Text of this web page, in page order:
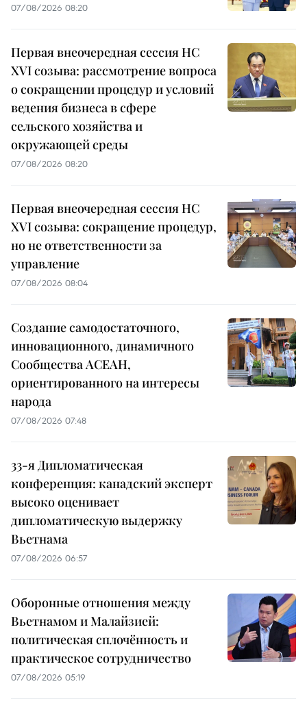
07/08/2026 08:20
Первая внеочередная сессия НС
XVI созыва: рассмотрение вопроса
о сокращении процедур и условий
ведения бизнеса в сфере
сельского хозяйства и
окружающей среды
07/08/2026 08:20
Первая внеочередная сессия НС
XVI созыва: сокращение процедур,
но не ответственности за
управление
07/08/2026 08:04
Создание самодостаточного,
инновационного, динамичного
Сообщества АСЕАН,
ориентированного на интересы
народа
07/08/2026 07:48
33-я Дипломатическая
конференция: канадский эксперт
высоко оценивает
дипломатическую выдержку
Вьетнама
07/08/2026 06:57
Оборонные отношения между
Вьетнамом и Малайзией:
политическая сплочённость и
практическое сотрудничество
07/08/2026 05:19